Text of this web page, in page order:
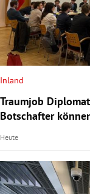
Inland
Traumjob
Botschafter
Heute